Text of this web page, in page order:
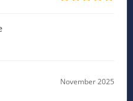
November 2025